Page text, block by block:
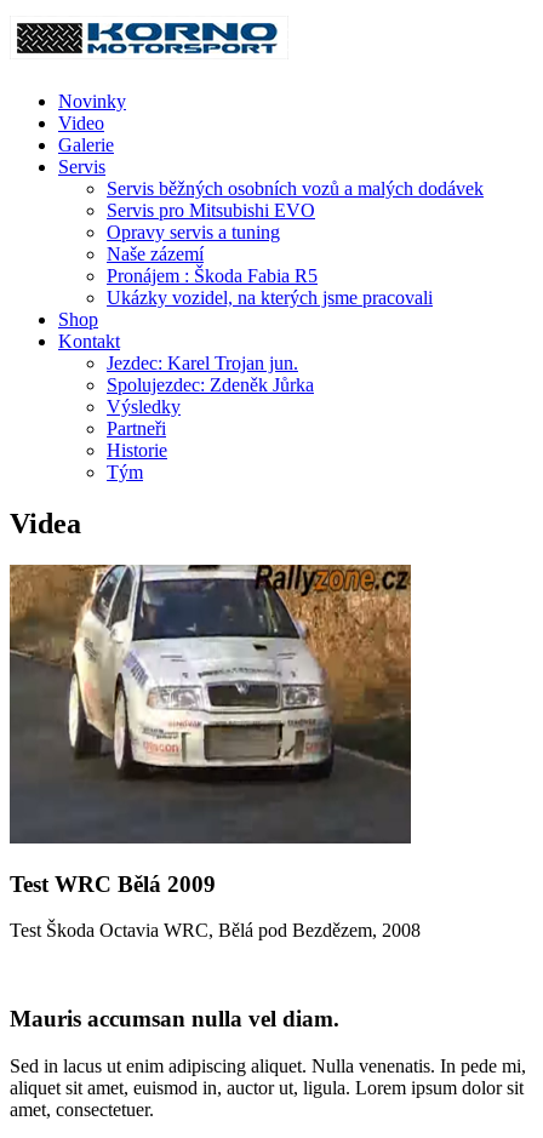
Novinky
Video
Galerie
Servis
Servis běžných osobních vozů a malých dodávek
Servis pro Mitsubishi EVO
Opravy servis a tuning
Naše zázemí
Pronájem : Škoda Fabia R5
Ukázky vozidel, na kterých jsme pracovali
Shop
Kontakt
Jezdec: Karel Trojan jun.
Spolujezdec: Zdeněk Jůrka
Výsledky
Partneři
Historie
Tým
Videa
Test WRC Bělá 2009
Test Škoda Octavia WRC, Bělá pod Bezdězem, 2008
Mauris accumsan nulla vel diam.
Sed in lacus ut enim adipiscing aliquet. Nulla venenatis. In pede mi,
aliquet sit amet, euismod in, auctor ut, ligula. Lorem ipsum dolor sit
amet, consectetuer.